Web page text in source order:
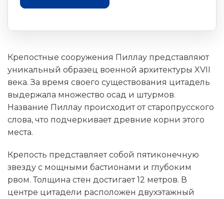
Крепостные сооружения Пиллау представляют
уникальный образец военной архитектуры XVII
века. За время своего существования цитадель
выдержала множество осад и штурмов.
Название Пиллау происходит от старопрусского
слова, что подчеркивает древние корни этого
места.
Крепость представляет собой пятиконечную
звезду с мощными бастионами и глубоким
рвом. Толщина стен достигает 12 метров. В
центре цитадели расположен двухэтажный